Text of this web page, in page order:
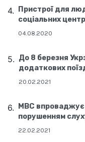
Пристрої для
соціальних
04.08.2020
До 8 березня
додаткових
20.02.2021
МВС впроваджує
порушенням
22.02.2021